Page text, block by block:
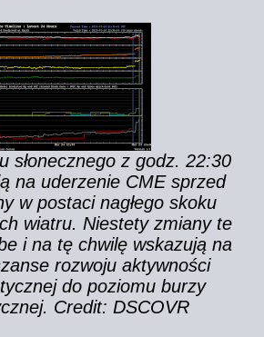
słonecznego z godz. 22:30
na uderzenie CME sprzed
w postaci nagłego skoku
wiatru. Niestety zmiany te
i na tę chwilę wskazują na
rozwoju aktywności
do poziomu burzy
Credit: DSCOVR